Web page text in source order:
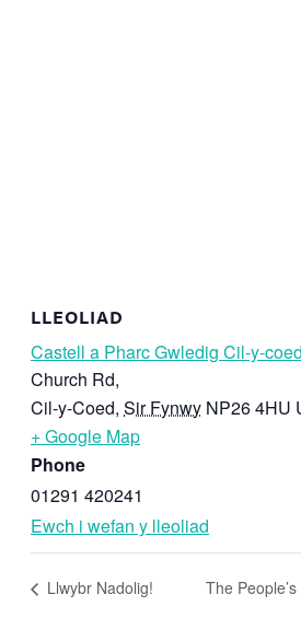
LLEOLIAD
Castell a Pharc Gwledig Cil-y-coed
Church Rd,
Cil-y-Coed, Sir Fynwy NP26 4HU
+ Google Map
Phone
01291 420241
Ewch i wefan y lleoliad
Llwybr Nadolig! The